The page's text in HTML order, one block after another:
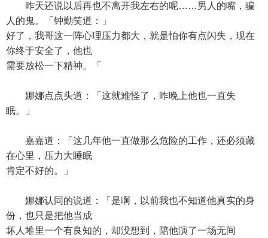
昨天还说以后再也不离开我左右的呢……男人的嘴，骗
人的鬼。「钟勤笑道：」
好了，我哥这一阵心理压力都大，就是怕你有点闪失，现在
你终于安全了，他也
需要放松一下精神。「
娜娜点点头道：「这就难怪了，昨晚上他也一直失
眠。」
嘉嘉道：「这几年他一直做那么危险的工作，还必须藏
在心里，压力大睡眠
肯定不好的。」
娜娜认同的说道：「是啊，以前我也不知道他真实的身
份，也只是把他当成
坏人堆里一个有良知的，却没想到，陪他演了一场无间